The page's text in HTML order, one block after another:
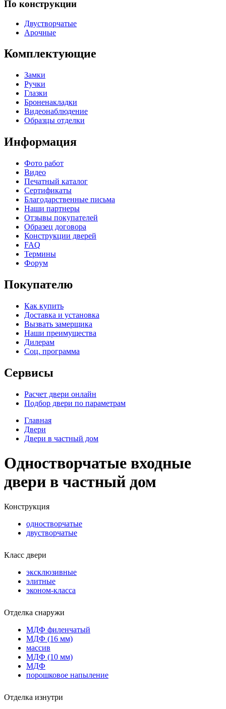
По конструкции
Двустворчатые
Арочные
Комплектующие
Замки
Ручки
Глазки
Броненакладки
Видеонаблюдение
Образцы отделки
Информация
Фото работ
Видео
Печатный каталог
Сертификаты
Благодарственные письма
Наши партнеры
Отзывы покупателей
Образец договора
Конструкции дверей
FAQ
Термины
Форум
Покупателю
Как купить
Доставка и установка
Вызвать замерщика
Наши преимущества
Дилерам
Соц. программа
Сервисы
Расчет двери онлайн
Подбор двери по параметрам
Главная
Двери
Двери в частный дом
Одностворчатые входные
двери в частный дом
Конструкция
одностворчатые
двустворчатые
Класс двери
эксклюзивные
элитные
эконом-класса
Отделка снаружи
МДФ филенчатый
МДФ (16 мм)
массив
МДФ (10 мм)
МДФ
порошковое напыление
Отделка изнутри